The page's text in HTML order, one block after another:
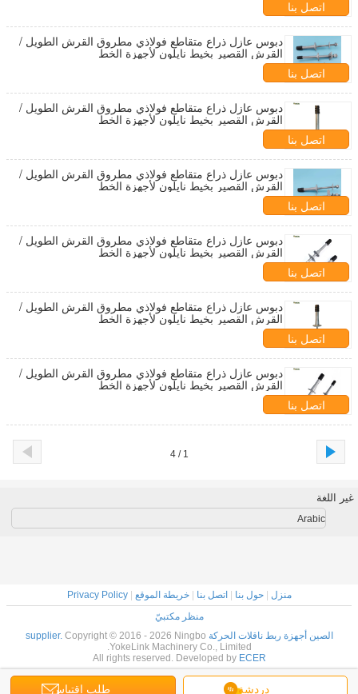
اتصل بنا
دبوس عازل ذراع متقاطع فولاذي مطروق القرش الطويل /
القرش القصير بخيط نايلون لأجهزة الخط
اتصل بنا
دبوس عازل ذراع متقاطع فولاذي مطروق القرش الطويل /
القرش القصير بخيط نايلون لأجهزة الخط
اتصل بنا
دبوس عازل ذراع متقاطع فولاذي مطروق القرش الطويل /
القرش القصير بخيط نايلون لأجهزة الخط
اتصل بنا
دبوس عازل ذراع متقاطع فولاذي مطروق القرش الطويل /
القرش القصير بخيط نايلون لأجهزة الخط
اتصل بنا
دبوس عازل ذراع متقاطع فولاذي مطروق القرش الطويل /
القرش القصير بخيط نايلون لأجهزة الخط
اتصل بنا
دبوس عازل ذراع متقاطع فولاذي مطروق القرش الطويل /
القرش القصير بخيط نايلون لأجهزة الخط
اتصل بنا
1 / 4
دردشة طلب اقتباس
غير اللغة
Arabic
منزل |حول بنا اتصل بنا |خريطة الموقع |
Privacy Policy
منظر مكتبيّ
الصين أجهزة ربط ناقلات الحركة supplier. Copyright © 2016 - 2026 Ningbo
YokeLink Machinery Co., Limited.
All rights reserved. Developed by ECER